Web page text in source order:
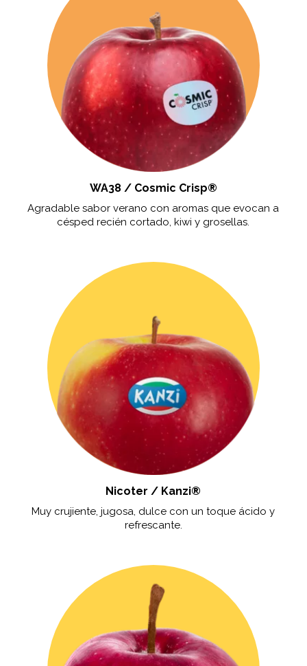
WA38 / Cosmic Crisp®
Agradable sabor verano con aromas que evocan a
césped recién cortado, kiwi y grosellas.
Nicoter / Kanzi®
Muy crujiente, jugosa, dulce con un toque ácido y
refrescante.